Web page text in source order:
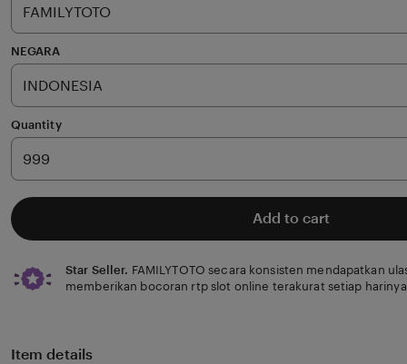
NEGARA
Quantity
Add to cart
Star Seller. FAMILYTOTO secara konsisten mendapatkan
memberikan bocoran rtp slot online terakurat setiap
Item details